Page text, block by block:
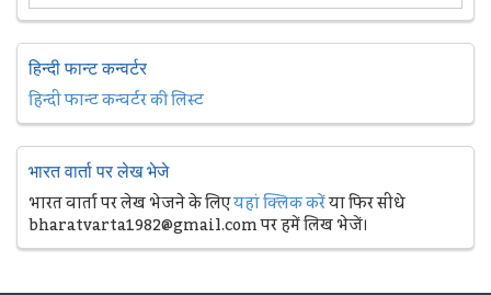
हिन्दी फान्ट कन्वर्टर
हिन्दी फान्ट कन्वर्टर की लिस्ट
भारत वार्ता पर लेख भेजे
भारत वार्ता पर लेख भेजने के लिएयहां क्लिक करेंया फिर सीधे
bharatvarta1982@gmail.com पर हमें लिख भेजें।